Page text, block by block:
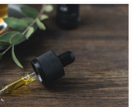
dla których lekarze zalecają
jest leczenie nudności. Mamy
odmian CBD na nudności.
jedne z najlepszych odmian
Oto lista najlepszych odmian
• Durban Poison- Pacjenci
ziemistej, aromatycznej odmiany
uspokoić rozstrój żołądka […]